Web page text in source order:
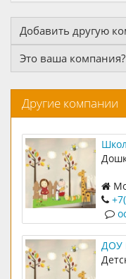
Добавить другую
Это ваша компания?
Другие компании
к. 1
ДОУ